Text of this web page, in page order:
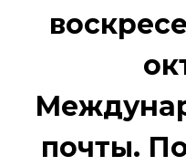
почты.